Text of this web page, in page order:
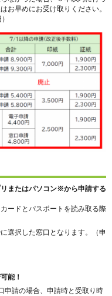
お早めにお受け取りください。
またはパソコン※から申請する
ードとパスポートを読み取る際
選択した窓口となります。（申
能！
申請の場合、申請時と受取り時